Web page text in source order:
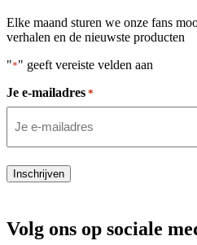
Elke maand sturen we onze fans
verhalen en de nieuwste producten
"*" geeft vereiste velden aan
Je e-mailadres *
Inschrijven
Volg ons op sociale